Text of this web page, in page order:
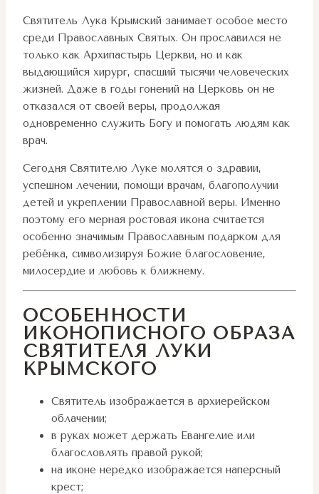
Святитель Лука Крымский занимает особое место
среди Православных Святых. Он прославился не
только как Архипастырь Церкви, но и как
выдающийся хирург, спасший тысячи человеческих
жизней. Даже в годы гонений на Церковь он не
отказался от своей веры, продолжая
одновременно служить Богу и помогать людям как
врач.
Сегодня Святителю Луке молятся о здравии,
успешном лечении, помощи врачам, благополучии
детей и укреплении Православной веры. Именно
поэтому его мерная ростовая икона считается
особенно значимым Православным подарком для
ребёнка, символизируя Божие благословение,
милосердие и любовь к ближнему.
ОСОБЕННОСТИ
ИКОНОПИСНОГО ОБРАЗА
СВЯТИТЕЛЯ ЛУКИ
КРЫМСКОГО
Святитель изображается в архиерейском
облачении;
в руках может держать Евангелие или
благословлять правой рукой;
на иконе нередко изображается наперсный
крест;